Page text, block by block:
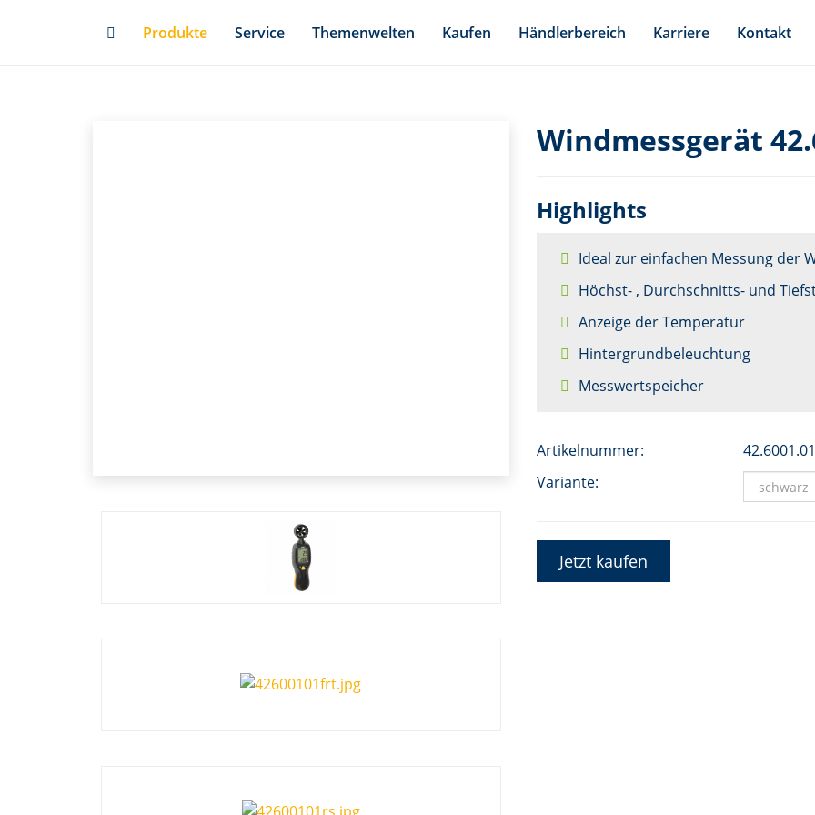
Produkte Service Themenwelten Kaufen Händlerbereich Karriere Kontakt
Windmessgerät
Highlights
Ideal zur einfachen Messung der
Höchst- , Durchschnitts- und
Anzeige der Temperatur
Hintergrundbeleuchtung
Messwertspeicher
Artikelnummer:
42.6001.01
Variante:
Jetzt kaufen